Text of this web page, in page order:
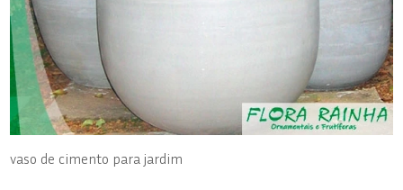
vaso de cimento para jardim